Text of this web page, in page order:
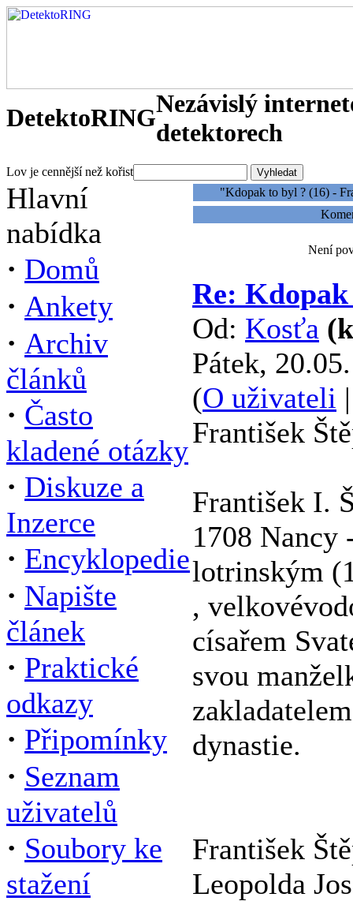
DetektoRINGNezávislý
detektorech
Lov je cennější než kořist
Hlavní
nabídka
· Domů
· Ankety
· Archiv
článků
· Často
kladené otázky
· Diskuze a
Inzerce
· Encyklopedie
· Napište
článek
· Praktické
odkazy
· Připomínky
· Seznam
uživatelů
· Soubory ke
stažení
"Kdopak to byl ? (16) -
Není
Re:
Od: Kosťa
Pátek,
(O uživateli
František
František I.
1708 Nancy
lotrinským
,
císařem
svou
dynastie.
František
Leopolda